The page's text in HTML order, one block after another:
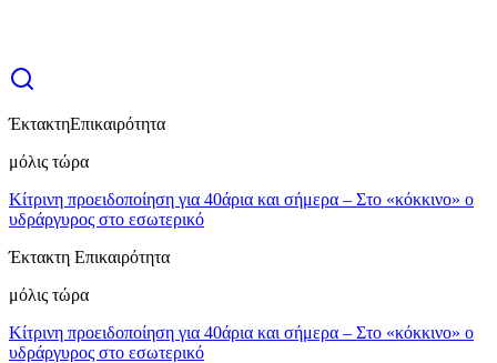
ΈκτακτηΕπικαιρότητα
μόλις τώρα
Κίτρινη προειδοποίηση για 40άρια και σήμερα – Στο «κόκκινο» ο
υδράργυρος στο εσωτερικό
Έκτακτη Επικαιρότητα
μόλις τώρα
Κίτρινη προειδοποίηση για 40άρια και σήμερα – Στο «κόκκινο» ο
υδράργυρος στο εσωτερικό